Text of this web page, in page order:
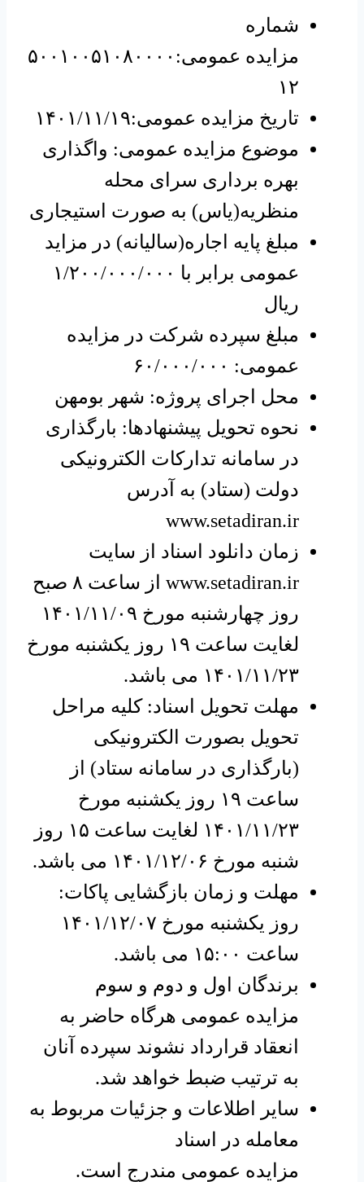
شماره
مزایده عمومی:۵۰۰۱۰۰۵۱۰۸۰۰۰۰
۱۲
تاریخ مزایده عمومی:۱۴۰۱/۱۱/۱۹
موضوع مزایده عمومی: واگذاری
بهره برداری سرای محله
منظریه(یاس) به صورت استیجاری
مبلغ پایه اجاره(سالیانه) در مزاید
عمومی برابر با ۱/۲۰۰/۰۰۰/۰۰۰
ریال
مبلغ سپرده شرکت در مزایده
عمومی: ۶۰/۰۰۰/۰۰۰
محل اجرای پروژه: شهر بومهن
نحوه تحویل پیشنهادها: بارگذاری
در سامانه تدارکات الکترونیکی
دولت (ستاد) به آدرس
www.setadiran.ir
زمان دانلود اسناد از سایت
www.setadiran.ir از ساعت ۸ صبح
روز چهارشنبه مورخ ۱۴۰۱/۱۱/۰۹
لغایت ساعت ۱۹ روز یکشنبه مورخ
۱۴۰۱/۱۱/۲۳ می باشد.
مهلت تحویل اسناد: کلیه مراحل
تحویل بصورت الکترونیکی
(بارگذاری در سامانه ستاد) از
ساعت ۱۹ روز یکشنبه مورخ
۱۴۰۱/۱۱/۲۳ لغایت ساعت ۱۵ روز
شنبه مورخ ۱۴۰۱/۱۲/۰۶ می باشد.
مهلت و زمان بازگشایی پاکات:
روز یکشنبه مورخ ۱۴۰۱/۱۲/۰۷
ساعت ۱۵:۰۰ می باشد.
برندگان اول و دوم و سوم
مزایده عمومی هرگاه حاضر به
انعقاد قرارداد نشوند سپرده آنان
به ترتیب ضبط خواهد شد.
سایر اطلاعات و جزئیات مربوط به
معامله در اسناد
مزایده عمومی مندرج است.